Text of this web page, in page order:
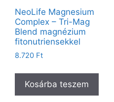
NeoLife Magnesium
Complex – Tri-Mag
Blend magnézium
fitonutriensekkel
8.720 Ft
Kosárba teszem